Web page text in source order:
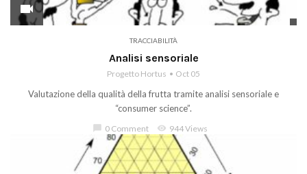
videocam
TRACCIABILITÀ
Analisi sensoriale
Progetto Hortus Oct 05
Valutazione della qualità della frutta tramite analisi sensoriale e
“consumer science”.
chat_bubble 0 Comment visibility 944 Views